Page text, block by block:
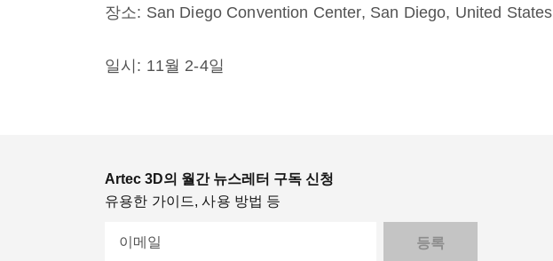
장소: San Diego Convention Center, San Diego, United States
일시: 11월 2-4일
Artec 3D의 월간 뉴스레터 구독 신청
유용한 가이드, 사용 방법 등
이메일